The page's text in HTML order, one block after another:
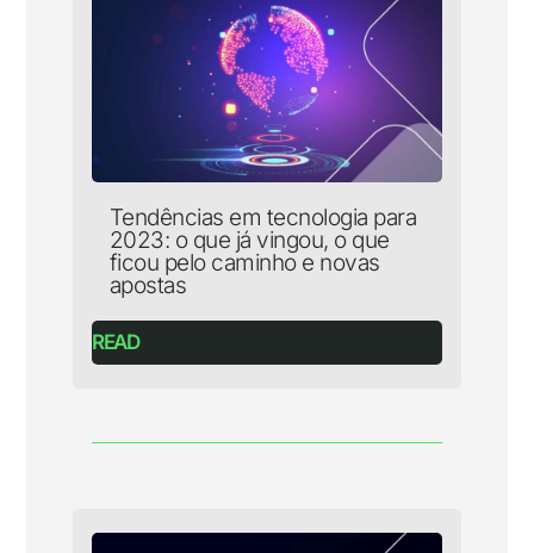
Tendências em tecnologia para
2023: o que já vingou, o que
ficou pelo caminho e novas
apostas
READ